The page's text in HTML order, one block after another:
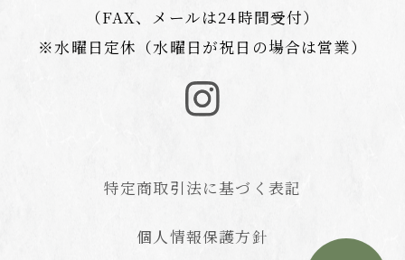
（FAX、メールは24時間受付）
※水曜日定休（水曜日が祝日の場合は営業）
特定商取引法に基づく表記
個人情報保護方針